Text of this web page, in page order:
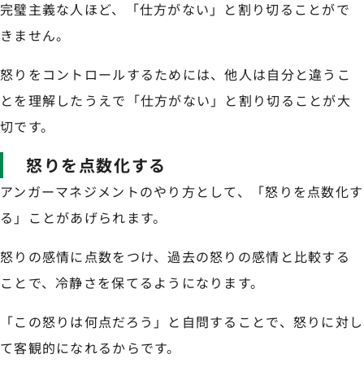
完璧主義な人ほど、「仕方がない」と割り切ることがで
きません。
怒りをコントロールするためには、他人は自分と違うこ
とを理解したうえで「仕方がない」と割り切ることが大
切です。
怒りを点数化する
アンガーマネジメントのやり方として、「怒りを点数化す
る」ことがあげられます。
怒りの感情に点数をつけ、過去の怒りの感情と比較する
ことで、冷静さを保てるようになります。
「この怒りは何点だろう」と自問することで、怒りに対し
て客観的になれるからです。